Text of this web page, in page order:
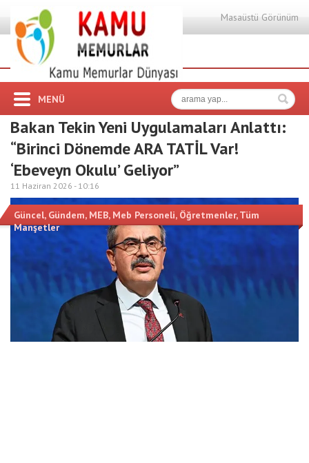
Masaüstü Görünüm
MENÜ
Bakan Tekin Yeni Uygulamaları Anlattı:
“Birinci Dönemde ARA TATİL Var!
‘Ebeveyn Okulu’ Geliyor”
11 Haziran 2026 - 10:16
Güncel, Gündem, MEB, Meb Personeli, Öğretmenler,Tüm
Manşetler